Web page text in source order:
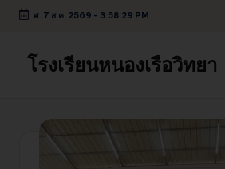
content
ศ. 7 ส.ค. 2569 - 3:58:30 PM
โรงเรียนหนองเรือวิทยา